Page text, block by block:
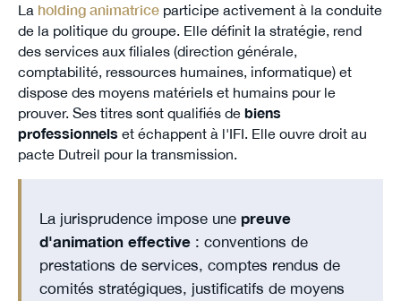
La holding animatriceparticipe activement à la conduite
de la politique du groupe. Elle définit la stratégie, rend
des services aux filiales (direction générale,
comptabilité, ressources humaines, informatique) et
dispose des moyens matériels et humains pour le
prouver. Ses titres sont qualifiés de biens
professionnels et échappent à l'IFI. Elle ouvre droit au
pacte Dutreil pour la transmission.
La jurisprudence impose une preuve
d'animation effective: conventions de
prestations de services, comptes rendus de
comités stratégiques, justificatifs de moyens